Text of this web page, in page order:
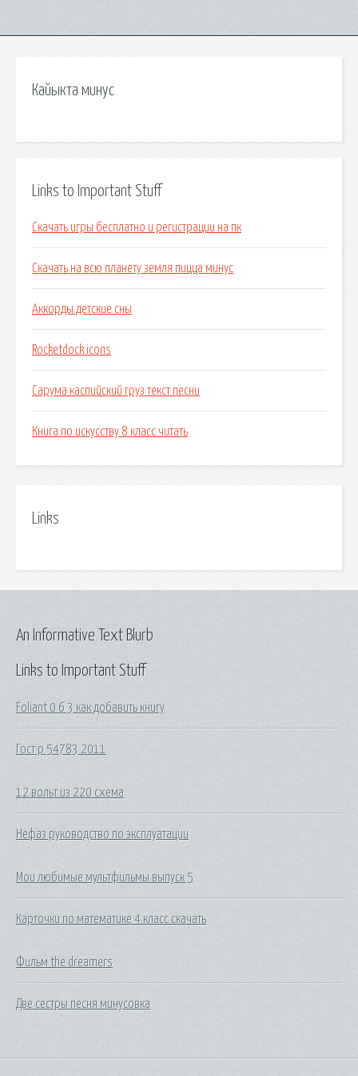
Кайыкта минус
Links to Important Stuff
Скачать игры бесплатно и регистрации на пк
Скачать на всю планету земля пицца минус
Аккорды детские сны
Rocketdock icons
Сарума каспийский груз текст песни
Книга по искусству 8 класс читать
Links
Links to Important Stuff
Foliant 0 6 3 как добавить книгу
Гост р 54783 2011
12 вольт из 220 схема
Нефаз руководство по эксплуатации
Мои любимые мультфильмы выпуск 5
Карточки по математике 4 класс скачать
Фильм the dreamers
Две сестры песня минусовка
An Informative Text Blurb